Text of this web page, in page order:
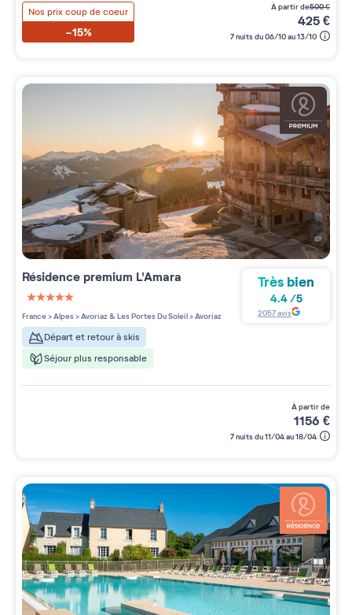
Nos prix coup de coeur
-15%
à partir de500€
425€
7 nuits du 06/10 au 13/10
Résidence premium L'Amara
5 étoiles sur 5
France>Alpes>Avoriaz & Les Portes Du Soleil>Avoriaz
Départ et retour à skis
Séjour plus responsable
Très bien
4.4/5
2057avis
à partir de
1156 €
7 nuits du 11/04 au 18/04